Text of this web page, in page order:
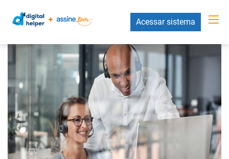
Acessar sistema